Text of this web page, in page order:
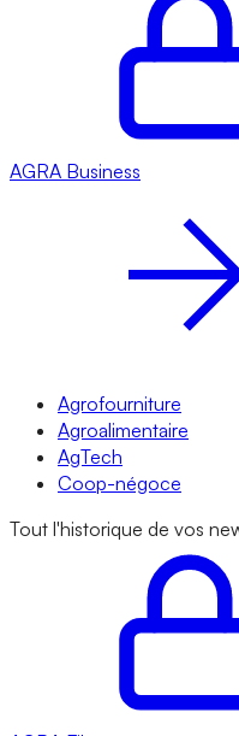
AGRA Business
Agrofourniture
Agroalimentaire
AgTech
Coop-négoce
Tout l'historique de vos